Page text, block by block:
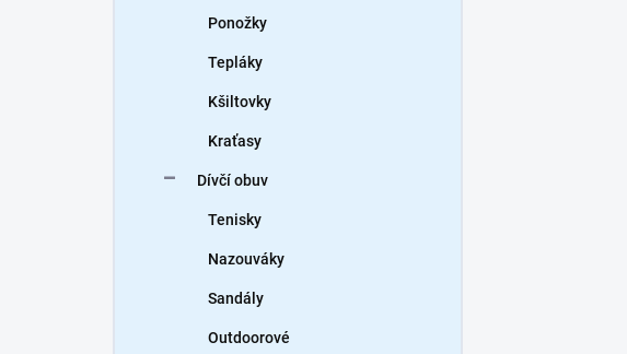
Ponožky
Tepláky
Kšiltovky
Kraťasy
Dívčí obuv
Tenisky
Nazouváky
Sandály
Outdoorové